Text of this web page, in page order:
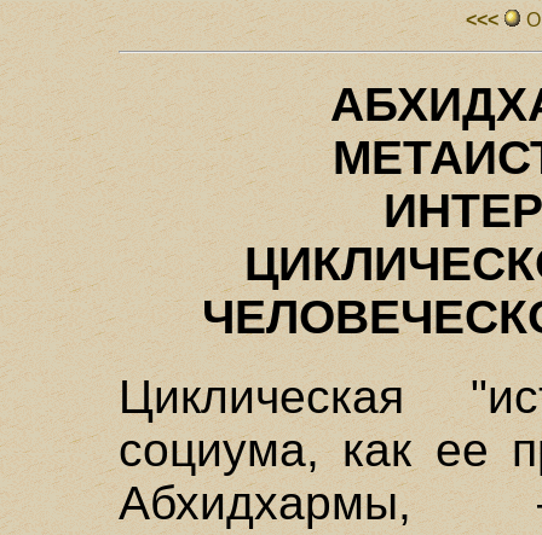
<<<
Циклическая
социума, как ее